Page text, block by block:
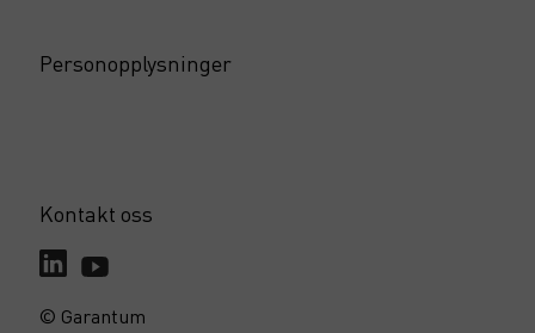
Personopplysninger
Kontakt oss
© Garantum